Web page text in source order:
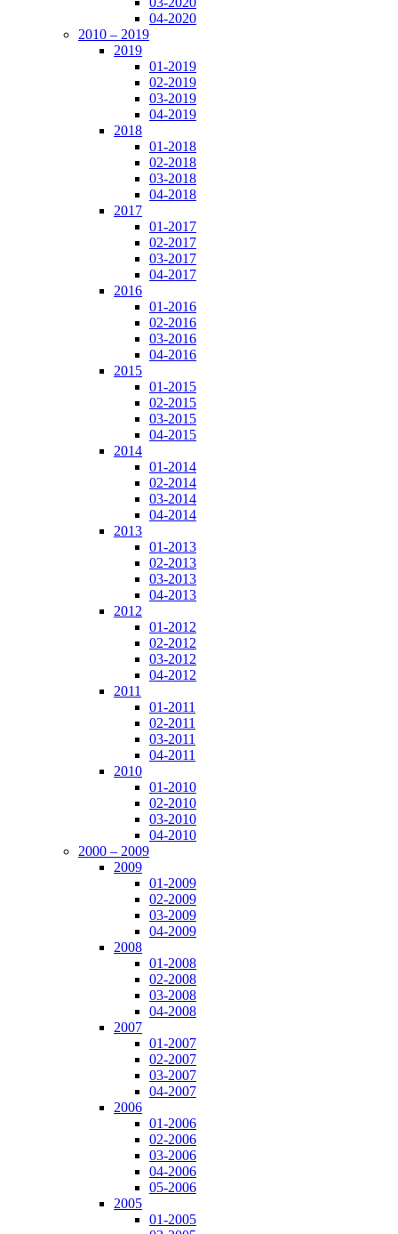
04-2020
2010 – 2019
2019
01-2019
02-2019
03-2019
04-2019
2018
01-2018
02-2018
03-2018
04-2018
2017
01-2017
02-2017
03-2017
04-2017
2016
01-2016
02-2016
03-2016
04-2016
2015
01-2015
02-2015
03-2015
04-2015
2014
01-2014
02-2014
03-2014
04-2014
2013
01-2013
02-2013
03-2013
04-2013
2012
01-2012
02-2012
03-2012
04-2012
2011
01-2011
02-2011
03-2011
04-2011
2010
01-2010
02-2010
03-2010
04-2010
2000 – 2009
2009
01-2009
02-2009
03-2009
04-2009
2008
01-2008
02-2008
03-2008
04-2008
2007
01-2007
02-2007
03-2007
04-2007
2006
01-2006
02-2006
03-2006
04-2006
05-2006
2005
01-2005